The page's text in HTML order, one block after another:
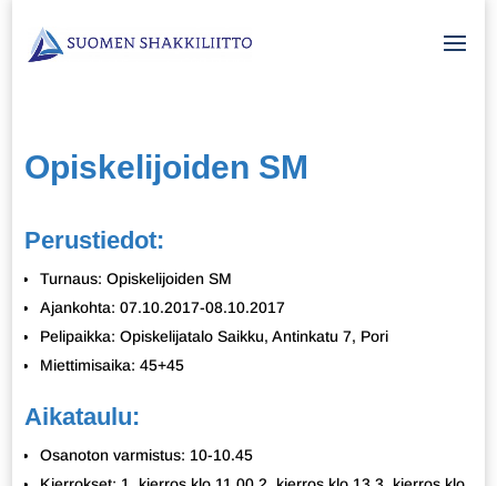
Opiskelijoiden SM
Perustiedot:
Turnaus: Opiskelijoiden SM
Ajankohta: 07.10.2017-08.10.2017
Pelipaikka: Opiskelijatalo Saikku, Antinkatu 7, Pori
Miettimisaika: 45+45
Aikataulu:
Osanoton varmistus: 10-10.45